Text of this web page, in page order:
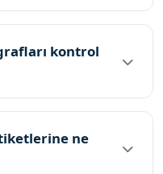
kontrol
ne